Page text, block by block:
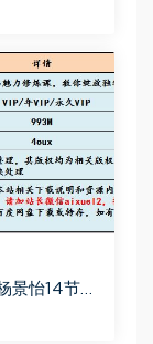
景怡14节体
度网盘资源